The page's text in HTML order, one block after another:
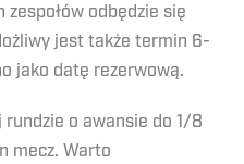
odbędzie się
jest także termin 6-
jako datę rezerwową.
o awansie do 1/8
mecz. Warto